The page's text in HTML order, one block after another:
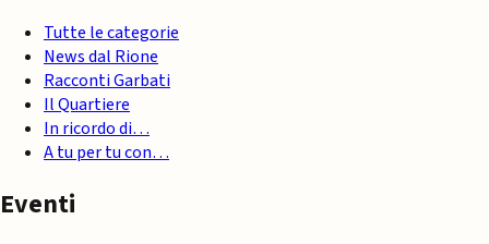
Tutte le categorie
News dal Rione
Racconti Garbati
Il Quartiere
In ricordo di…
A tu per tu con…
Eventi